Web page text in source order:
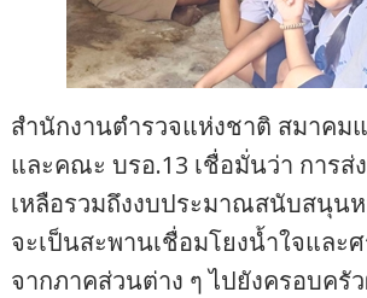
สำนักงานตำรวจแห่งชาติ สมาคม
และคณะ บรอ.13 เชื่อมั่นว่า การส่
เหลือรวมถึงงบประมาณสนับสนุน
จะเป็นสะพานเชื่อมโยงน้ำใจและ
จากภาคส่วนต่าง ๆ ไปยังครอบครั